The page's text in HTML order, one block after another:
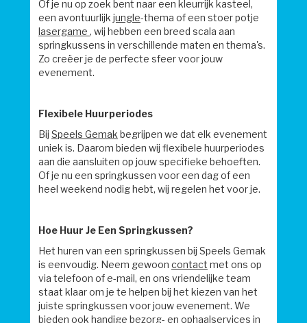
Of je nu op zoek bent naar een kleurrijk kasteel,
een avontuurlijk jungle-thema of een stoer potje
lasergame , wij hebben een breed scala aan
springkussens in verschillende maten en thema's.
Zo creëer je de perfecte sfeer voor jouw
evenement.
Flexibele Huurperiodes
Bij Speels Gemak begrijpen we dat elk evenement
uniek is. Daarom bieden wij flexibele huurperiodes
aan die aansluiten op jouw specifieke behoeften.
Of je nu een springkussen voor een dag of een
heel weekend nodig hebt, wij regelen het voor je.
Hoe Huur Je Een Springkussen?
Het huren van een springkussen bij Speels Gemak
is eenvoudig. Neem gewoon contact met ons op
via telefoon of e-mail, en ons vriendelijke team
staat klaar om je te helpen bij het kiezen van het
juiste springkussen voor jouw evenement. We
bieden ook handige bezorg- en ophaalservices in